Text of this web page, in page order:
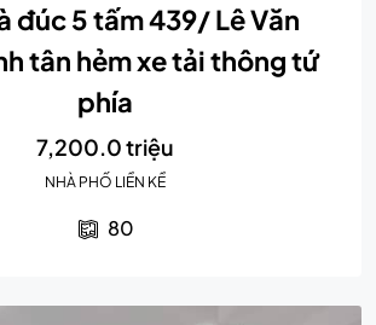
đúc 5 tấm 439/ Lê Văn
tân hẻm xe tải thông tứ
phía
7,200.0 triệu
NHÀ PHỐ LIỀN KỀ
80